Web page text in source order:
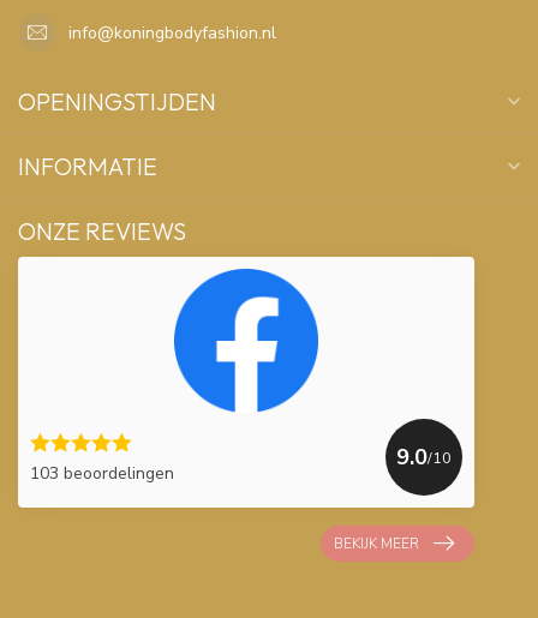
info@koningbodyfashion.nl
OPENINGSTIJDEN
INFORMATIE
ONZE REVIEWS
103 beoordelingen
9.0/10
BEKIJK MEER